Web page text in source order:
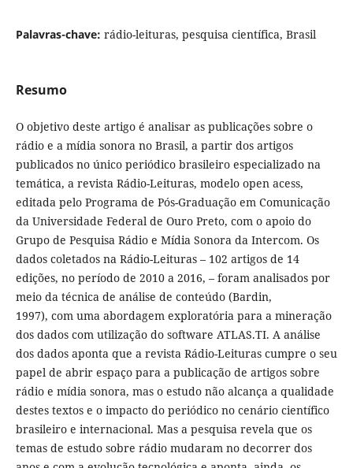
Palavras-chave: rádio-leituras, pesquisa científica, Brasil
Resumo
O objetivo deste artigo é analisar as publicações sobre o
rádio e a mídia sonora no Brasil, a partir dos artigos
publicados no único periódico brasileiro especializado na
temática, a revista Rádio-Leituras, modelo open acess,
editada pelo Programa de Pós-Graduação em Comunicação
da Universidade Federal de Ouro Preto, com o apoio do
Grupo de Pesquisa Rádio e Mídia Sonora da Intercom. Os
dados coletados na Rádio-Leituras – 102 artigos de 14
edições, no período de 2010 a 2016, – foram analisados por
meio da técnica de análise de conteúdo (Bardin,
1997), com uma abordagem exploratória para a mineração
dos dados com utilização do software ATLAS.TI. A análise
dos dados aponta que a revista Rádio-Leituras cumpre o seu
papel de abrir espaço para a publicação de artigos sobre
rádio e mídia sonora, mas o estudo não alcança a qualidade
destes textos e o impacto do periódico no cenário científico
brasileiro e internacional. Mas a pesquisa revela que os
temas de estudo sobre rádio mudaram no decorrer dos